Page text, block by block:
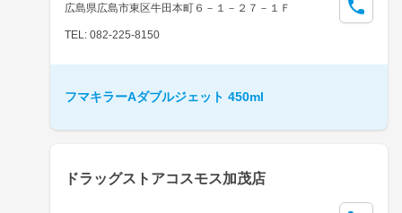
広島県広島市東区牛田本町６－１－２７－１Ｆ
TEL: 082-225-8150
フマキラーAダブルジェット 450ml
ドラッグストアコスモス加茂店